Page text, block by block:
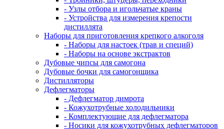
- Узлы отбора и игольчатые краны
- Устройства для измерения крепости
дистиллята
Наборы для приготовления крепкого алкоголя
- Наборы для настоек (трав и специй)
- Наборы на основе экстрактов
Дубовые чипсы для самогона
Дубовые бочки для самогонщика
Дистилляторы
Дефлегматоры
- Дефлегматор димрота
- Кожухотрубные холодильники
- Комплектующие для дефлегматора
- Носики для кожухотрубных дефлегматоров